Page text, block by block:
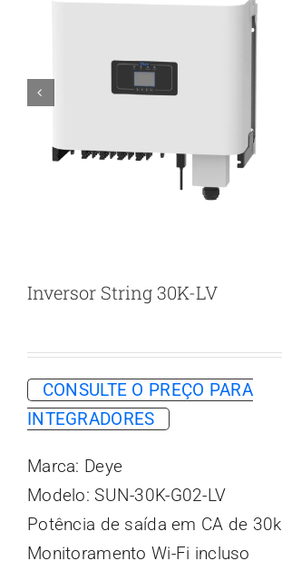

Inversor String 30K-LV
CONSULTE O PREÇO PARA
INTEGRADORES
Marca: Deye
Modelo: SUN-30K-G02-LV
Potência de saída em CA de
Monitoramento Wi-Fi incluso